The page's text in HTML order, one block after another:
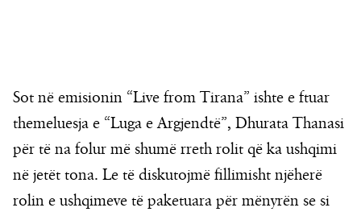
Sot në emisionin “Live from Tirana” ishte e ftuar
themeluesja e “Luga e Argjendtë”, Dhurata Thanasi
për të na folur më shumë rreth rolit që ka ushqimi
në jetët tona. Le të diskutojmë fillimisht njëherë
rolin e ushqimeve të paketuara për mënyrën se si